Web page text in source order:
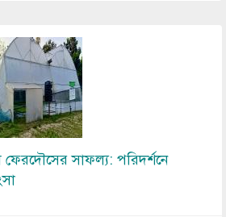
ফেরদৌসের সাফল্য: পরিদর্শনে